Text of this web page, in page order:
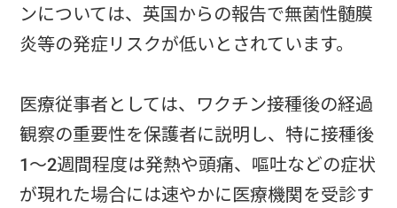
ンについては、英国からの報告で無菌性髄膜
炎等の発症リスクが低いとされています。
医療従事者としては、ワクチン接種後の経過
観察の重要性を保護者に説明し、特に接種後
1～2週間程度は発熱や頭痛、嘔吐などの症状
が現れた場合には速やかに医療機関を受診す